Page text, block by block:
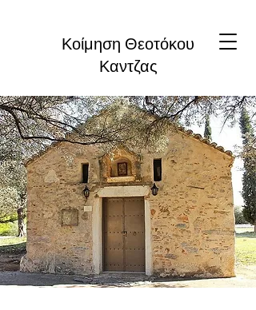
Κοίμηση Θεοτόκου
Καντζας